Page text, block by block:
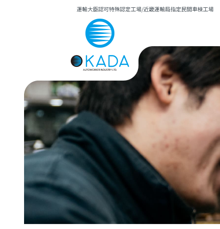
運輸大臣認可特殊認定工場/近畿運輸局指定民間車検工場